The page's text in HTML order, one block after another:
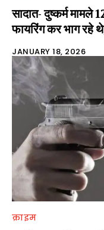
सादात- दुष्कर्म मामले
फायरिंग कर भाग रहे
JANUARY 18, 2026
क्राइम